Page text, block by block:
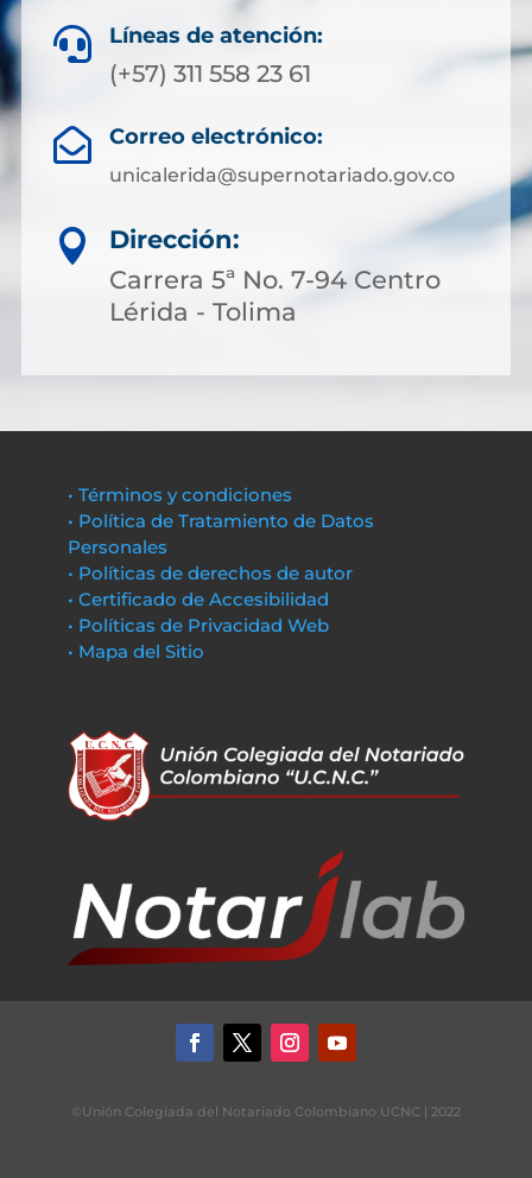
 Líneas de atención:
(+57) 311 558 23 61
 Correo electrónico:
unicalerida@supernotariado.gov.co

Dirección:
Carrera 5ª No. 7-94 Centro
Lérida - Tolima
• Términos y condiciones
• Política de Tratamiento de Datos
Personales
• Políticas de derechos de autor
• Certificado de Accesibilidad
• Políticas de Privacidad Web
• Mapa del Sitio
©Unión Colegiada del Notariado Colombiano UCNC | 2022